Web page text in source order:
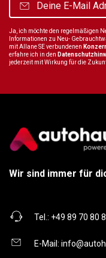
Ja, ich möchte den regelmäßigen
Informationen zu Neu-
mit Allane SE verbundenen
erfahre ich in den
jederzeit mit Wirkung für die
Wir sind immer für
Tel.: +49 89 70 80
E-Mail: